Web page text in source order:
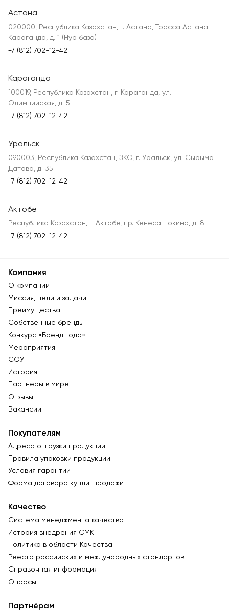
Астана
020000, Республика Казахстан, г. Астана, Трасса Астана-
Караганда, д. 1 (Нур база)
+7 (812) 702-12-42
Караганда
100019, Республика Казахстан, г. Караганда, ул.
Олимпийская, д. 5
+7 (812) 702-12-42
Уральск
090003, Республика Казахстан, ЗКО, г. Уральск, ул. Сырыма
Датова, д. 35
+7 (812) 702-12-42
Актобе
Республика Казахстан, г. Актобе, пр. Кенеса Нокина, д. 8
+7 (812) 702-12-42
Компания
О компании
Миссия, цели и задачи
Преимущества
Собственные бренды
Конкурс «Бренд года»
Мероприятия
СОУТ
История
Партнеры в мире
Отзывы
Вакансии
Покупателям
Адреса отгрузки продукции
Правила упаковки продукции
Условия гарантии
Форма договора купли-продажи
Качество
Система менеджмента качества
История внедрения СМК
Политика в области Качества
Реестр российских и международных стандартов
Справочная информация
Опросы
Партнёрам